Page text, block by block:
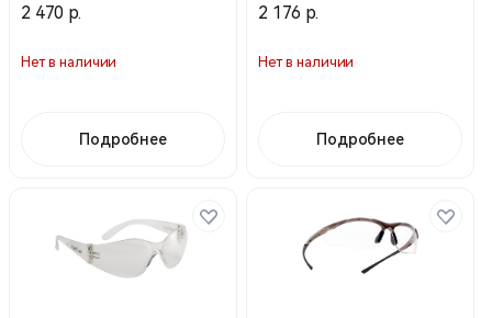
2 470 р.
Нет в наличии
Подробнее
2 176 р.
Нет в наличии
Подробнее